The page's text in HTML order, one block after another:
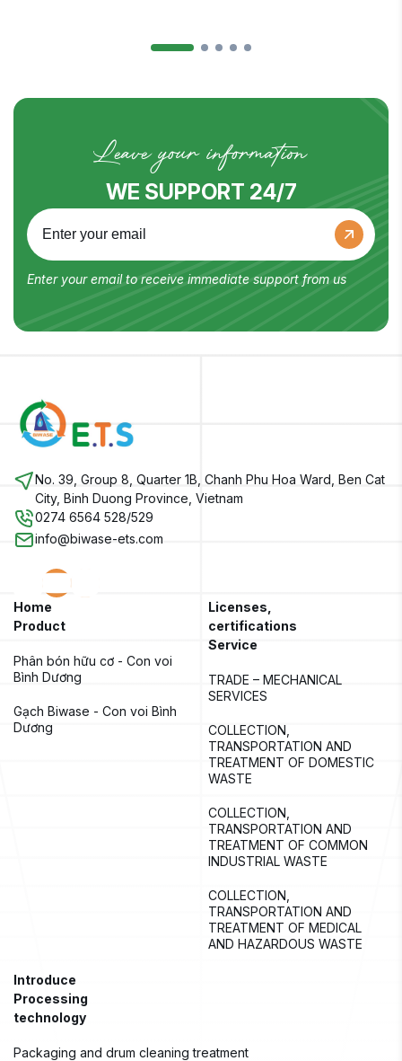
tham gia của anh Nguyễn Tiến Quốc – Bí thư Đoàn
Leave your information
WE SUPPORT 24/7
Enter your email to receive immediate support from us
No. 39, Group 8, Quarter 1B, Chanh Phu Hoa Ward, Ben Cat
City, Binh Duong Province, Vietnam
0274 6564 528/529
info@biwase-ets.com
Home
Product
Phân bón hữu cơ - Con voi
Bình Dương
Gạch Biwase - Con voi Bình
Dương
Introduce
Processing
technology
Packaging and drum cleaning treatment
Licenses,
certifications
Service
TRADE – MECHANICAL
SERVICES
COLLECTION,
TRANSPORTATION AND
TREATMENT OF DOMESTIC
WASTE
COLLECTION,
TRANSPORTATION AND
TREATMENT OF COMMON
INDUSTRIAL WASTE
COLLECTION,
TRANSPORTATION AND
TREATMENT OF MEDICAL
AND HAZARDOUS WASTE